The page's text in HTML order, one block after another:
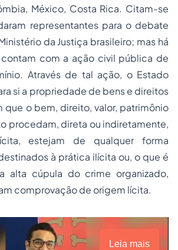
México, Costa Rica. Citam-se
representantes para o debate
da Justiça brasileiro; mas há
com a ação civil pública de
Através de tal ação, o Estado
si a propriedade de bens e direitos
que o bem, direito, valor, patrimônio
procedam, direta ou indiretamente,
estejam de qualquer forma
à prática ilícita ou, o que é
alta cúpula do crime organizado,
comprovação de origem lícita.
Leia mais